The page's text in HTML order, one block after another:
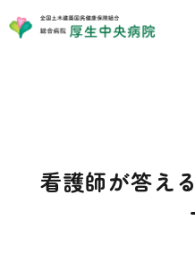
看護師が答え